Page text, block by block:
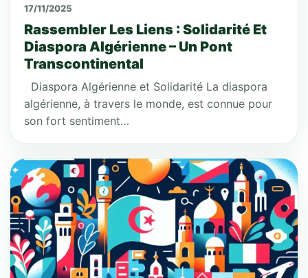
17/11/2025
Rassembler Les Liens : Solidarité Et
Diaspora Algérienne – Un Pont
Transcontinental
Diaspora Algérienne et Solidarité La diaspora
algérienne, à travers le monde, est connue pour
son fort sentiment…